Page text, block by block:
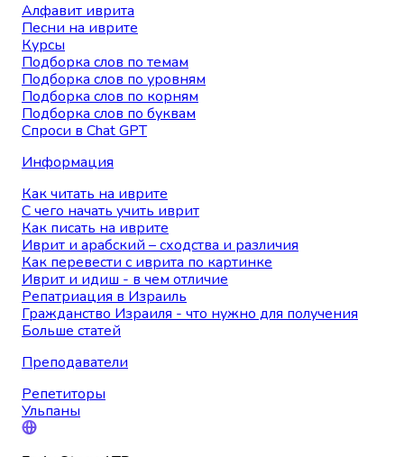
Алфавит иврита
Песни на иврите
Курсы
Подборка слов по темам
Подборка слов по уровням
Подборка слов по корням
Подборка слов по буквам
Спроси в Chat GPT
Информация
Как читать на иврите
С чего начать учить иврит
Как писать на иврите
Иврит и арабский – сходства и различия
Как перевести с иврита по картинке
Иврит и идиш - в чем отличие
Репатриация в Израиль
Гражданство Израиля - что нужно для получения
Больше статей
Преподаватели
Репетиторы
Ульпаны